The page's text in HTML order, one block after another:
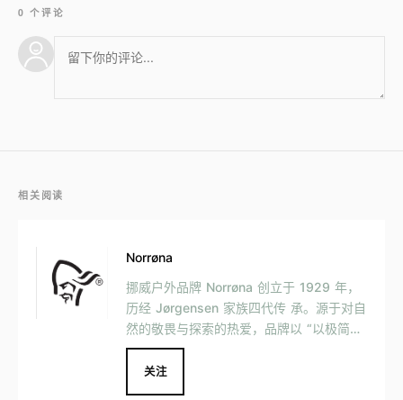
0 个评论
相关阅读
Norrøna
挪威户外品牌 Norrøna 创立于 1929 年，
历经 Jørgensen 家族四代传 承。源于对自
然的敬畏与探索的热爱，品牌以 “以极简，
载极致 （Loaded Minimalism™）” 为核心
理念，打造兼具功能与美学的专业户外装
备。
关注